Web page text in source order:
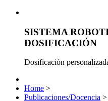
SISTEMA
DOSIFICACIÓN
Dosificación
Home >
Publicaciones/Docencia >